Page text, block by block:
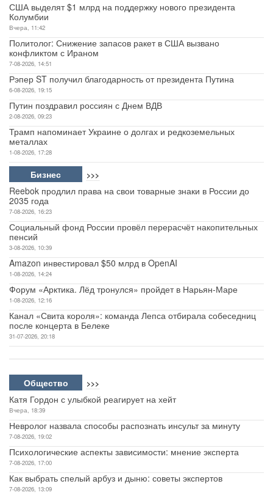
США выделят $1 млрд на поддержку нового президента
Колумбии
Вчера, 11:42
Политолог: Снижение запасов ракет в США вызвано
конфликтом с Ираном
7-08-2026, 14:51
Рэпер ST получил благодарность от президента Путина
6-08-2026, 19:15
Путин поздравил россиян с Днем ВДВ
2-08-2026, 09:23
Трамп напоминает Украине о долгах и редкоземельных
металлах
1-08-2026, 17:28
Бизнес >>>
Reebok продлил права на свои товарные знаки в России до
2035 года
7-08-2026, 16:23
Социальный фонд России провёл перерасчёт накопительных
пенсий
3-08-2026, 10:39
Amazon инвестировал $50 млрд в OpenAI
1-08-2026, 14:24
Форум «Арктика. Лёд тронулся» пройдет в Нарьян-Маре
1-08-2026, 12:16
Канал «Свита короля»: команда Лепса отбирала собеседниц
после концерта в Белеке
31-07-2026, 20:18
Общество >>>
Катя Гордон с улыбкой реагирует на хейт
Вчера, 18:39
Невролог назвала способы распознать инсульт за минуту
7-08-2026, 19:02
Психологические аспекты зависимости: мнение эксперта
7-08-2026, 17:00
Как выбрать спелый арбуз и дыню: советы экспертов
7-08-2026, 13:09